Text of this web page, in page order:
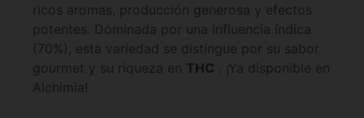
ricos aromas, producción generosa y efectos
potentes. Dominada por una influencia índica
(70%), esta variedad se distingue por su sabor
gourmet y su riqueza en THC . ¡Ya disponible en
Alchimia!